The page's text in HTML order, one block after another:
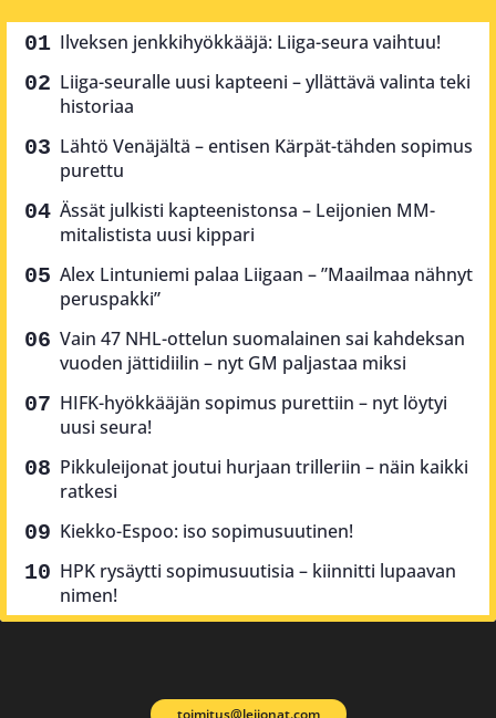
Ilveksen jenkkihyökkääjä: Liiga-seura vaihtuu!
Liiga-seuralle uusi kapteeni – yllättävä valinta teki
historiaa
Lähtö Venäjältä – entisen Kärpät-tähden sopimus
purettu
Ässät julkisti kapteenistonsa – Leijonien MM-
mitalistista uusi kippari
Alex Lintuniemi palaa Liigaan – ”Maailmaa nähnyt
peruspakki”
Vain 47 NHL-ottelun suomalainen sai kahdeksan
vuoden jättidiilin – nyt GM paljastaa miksi
HIFK-hyökkääjän sopimus purettiin – nyt löytyi
uusi seura!
Pikkuleijonat joutui hurjaan trilleriin – näin kaikki
ratkesi
Kiekko-Espoo: iso sopimusuutinen!
HPK rysäytti sopimusuutisia – kiinnitti lupaavan
nimen!